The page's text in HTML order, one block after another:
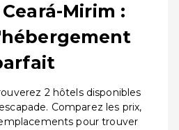
Mirim :
2 hôtels disponibles
Comparez les prix,
pour trouver